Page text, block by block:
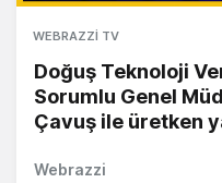
WEBRAZZI TV
Doğuş Teknoloji
Sorumlu Genel
Çavuş ile üretken
Webrazzi